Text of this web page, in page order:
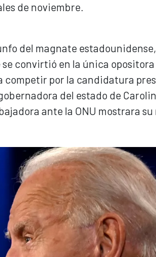
de noviembre.
del magnate
convirtió en la única opositora
competir por la candidatura
del estado de
ante la ONU mostrara